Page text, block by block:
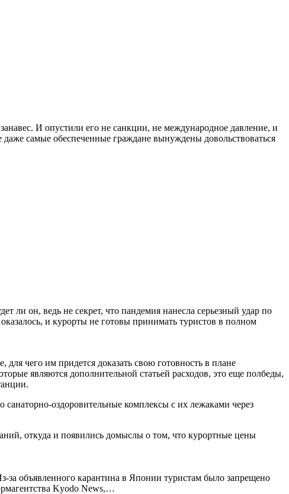
И опустили его не санкции, не международное давление, и
самые обеспеченные граждане вынуждены довольствоваться
ли он, ведь не секрет, что пандемия нанесла серьезный удар по
и курорты не готовы принимать туристов в полном
для чего им придется доказать свою готовность в плане
являются дополнительной статьей расходов, это еще полбеды,
оздоровительные комплексы с их лежаками через
откуда и появились домыслы о том, что курортные цены
за объявленного карантина в Японии туристам было запрещено
Kyodo News,…